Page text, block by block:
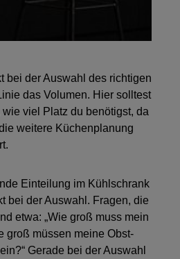
bei der Auswahl des richtigen
das Volumen. Hier solltest
viel Platz du benötigst, da
weitere Küchenplanung
Einteilung im Kühlschrank
bei der Auswahl. Fragen, die
etwa: „Wie groß muss mein
groß müssen meine Obst-
Gerade bei der Auswahl